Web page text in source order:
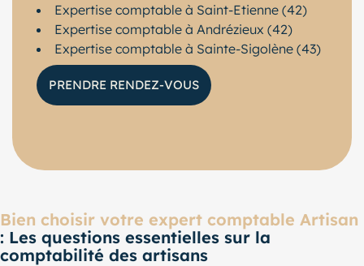
Expertise comptable à Saint-Etienne (42)
Expertise comptable à Andrézieux (42)
Expertise comptable à Sainte-Sigolène (43)
PRENDRE RENDEZ-VOUS
Bien choisir votre expert comptable Artisan
: Les questions essentielles sur la
comptabilité des artisans